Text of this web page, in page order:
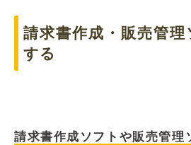
請求書作成・販売管
する
請求書作成ソフトや販売管理